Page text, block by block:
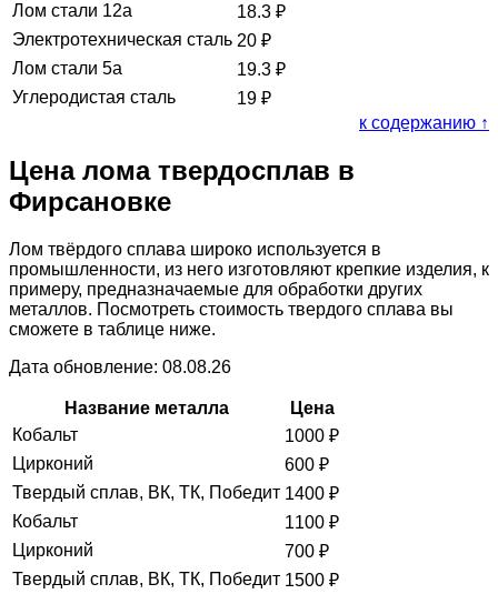
Лом стали 12а
18.3 ₽
Электротехническая сталь 20 ₽
Лом стали 5а
19.3 ₽
Углеродистая сталь
19 ₽
к содержанию ↑
Цена лома твердосплав в
Фирсановке
Лом твёрдого сплава широко используется в
промышленности, из него изготовляют крепкие изделия, к
примеру, предназначаемые для обработки других
металлов. Посмотреть стоимость твердого сплава вы
сможете в таблице ниже.
Дата обновление: 08.08.26
Название металла
Цена
Кобальт
1000 ₽
Цирконий
600 ₽
Твердый сплав, ВК, ТК, Победит 1400 ₽
Кобальт
1100 ₽
Цирконий
700 ₽
Твердый сплав, ВК, ТК, Победит 1500 ₽